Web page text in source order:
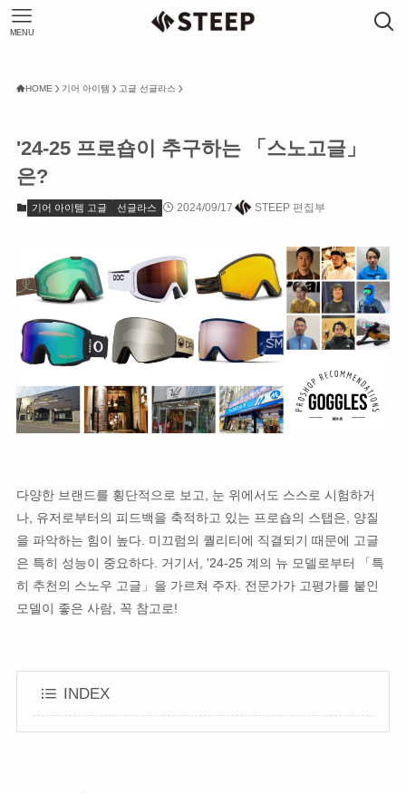
MENU
HOME 기어 아이템 고글 선글라스
'24-25 프로숍이 추구하는 「스노고글」
은?
기어 아이템 고글 선글라스 2024/09/17 STEEP 편집부
다양한 브랜드를 횡단적으로 보고, 눈 위에서도 스스로 시험하거
나, 유저로부터의 피드백을 축적하고 있는 프로숍의 스탭은, 양질
을 파악하는 힘이 높다. 미끄럼의 퀄리티에 직결되기 때문에 고글
은 특히 성능이 중요하다. 거기서, '24-25 계의 뉴 모델로부터 「특
히 추천의 스노우 고글」을 가르쳐 주자. 전문가가 고평가를 붙인
모델이 좋은 사람, 꼭 참고로!
INDEX